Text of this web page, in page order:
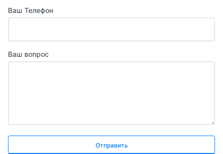
Ваш Телефон
Ваш вопрос
Отправить